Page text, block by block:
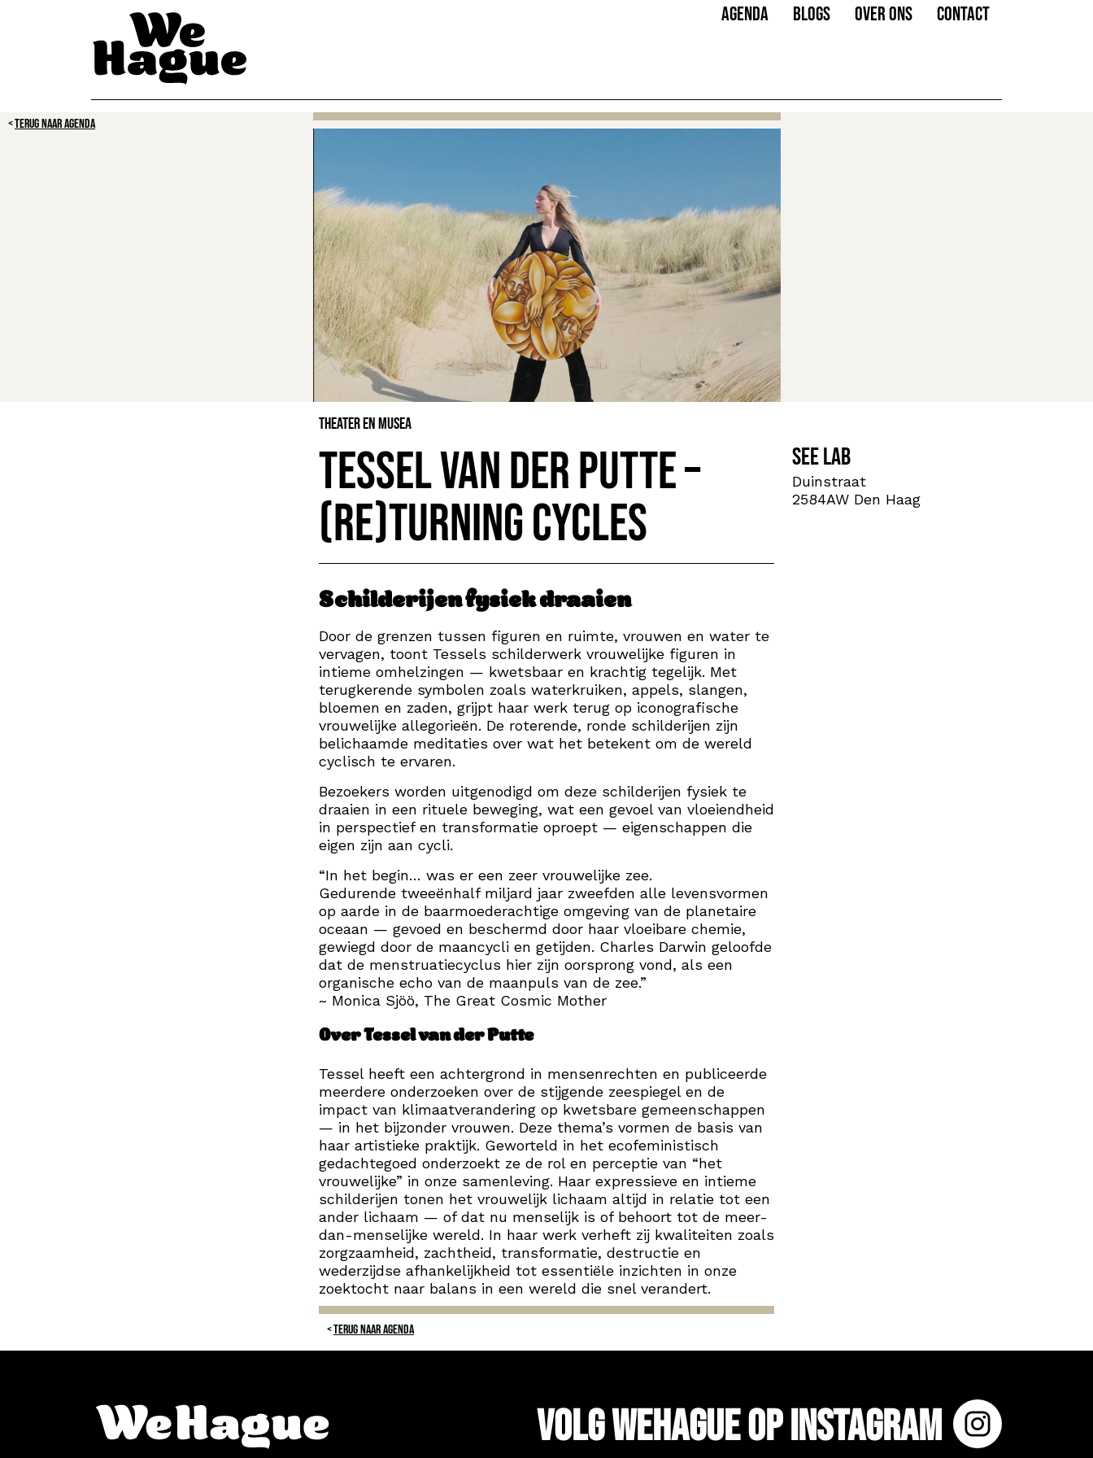
AGENDA BLOGS OVER ONS CONTACT
TERUG NAAR AGENDA
Theater en Musea
Tessel van der Putte –
(Re)Turning Cycles
Schilderijen fysiek draaien
Door de grenzen tussen figuren en ruimte, vrouwen en water te
vervagen, toont Tessels schilderwerk vrouwelijke figuren in
intieme omhelzingen — kwetsbaar en krachtig tegelijk. Met
terugkerende symbolen zoals waterkruiken, appels, slangen,
bloemen en zaden, grijpt haar werk terug op iconografische
vrouwelijke allegorieën. De roterende, ronde schilderijen zijn
belichaamde meditaties over wat het betekent om de wereld
cyclisch te ervaren.
Bezoekers worden uitgenodigd om deze schilderijen fysiek te
draaien in een rituele beweging, wat een gevoel van vloeiendheid
in perspectief en transformatie oproept — eigenschappen die
eigen zijn aan cycli.
“In het begin… was er een zeer vrouwelijke zee.
Gedurende tweeënhalf miljard jaar zweefden alle levensvormen
op aarde in de baarmoederachtige omgeving van de planetaire
oceaan — gevoed en beschermd door haar vloeibare chemie,
gewiegd door de maancycli en getijden. Charles Darwin geloofde
dat de menstruatiecyclus hier zijn oorsprong vond, als een
organische echo van de maanpuls van de zee.”
~ Monica Sjöö, The Great Cosmic Mother
Over Tessel van der Putte
Tessel heeft een achtergrond in mensenrechten en publiceerde
meerdere onderzoeken over de stijgende zeespiegel en de
impact van klimaatverandering op kwetsbare gemeenschappen
— in het bijzonder vrouwen. Deze thema’s vormen de basis van
haar artistieke praktijk. Geworteld in het ecofeministisch
gedachtegoed onderzoekt ze de rol en perceptie van “het
vrouwelijke” in onze samenleving. Haar expressieve en intieme
schilderijen tonen het vrouwelijk lichaam altijd in relatie tot een
ander lichaam — of dat nu menselijk is of behoort tot de meer-
dan-menselijke wereld. In haar werk verheft zij kwaliteiten zoals
zorgzaamheid, zachtheid, transformatie, destructie en
wederzijdse afhankelijkheid tot essentiële inzichten in onze
zoektocht naar balans in een wereld die snel verandert.
TERUG NAAR AGENDA
See Lab
Duinstraat
2584AW Den Haag
Volg WeHague op Instagram